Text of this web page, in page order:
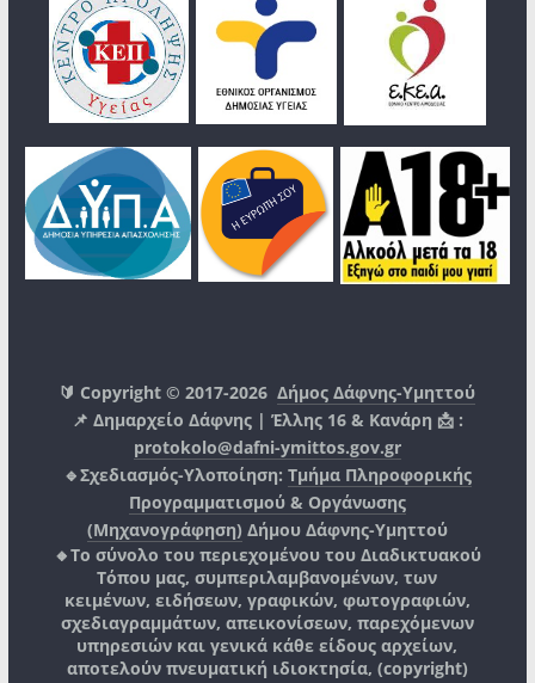
🔰 Copyright © 2017-2026Δήμος Δάφνης-Υμηττού
📌 Δημαρχείο Δάφνης | Έλλης 16 & Κανάρη 📩 :
protokolo@dafni-ymittos.gov.gr
🔹Σχεδιασμός-Υλοποίηση: Τμήμα Πληροφορικής
Προγραμματισμού & Οργάνωσης
(Μηχανογράφηση) Δήμου Δάφνης-Υμηττού
🔸Το σύνολο του περιεχομένου του Διαδικτυακού
Τόπου μας, συμπεριλαμβανομένων, των
κειμένων, ειδήσεων, γραφικών, φωτογραφιών,
σχεδιαγραμμάτων, απεικονίσεων, παρεχόμενων
υπηρεσιών και γενικά κάθε είδους αρχείων,
αποτελούν πνευματική ιδιοκτησία, (copyright)